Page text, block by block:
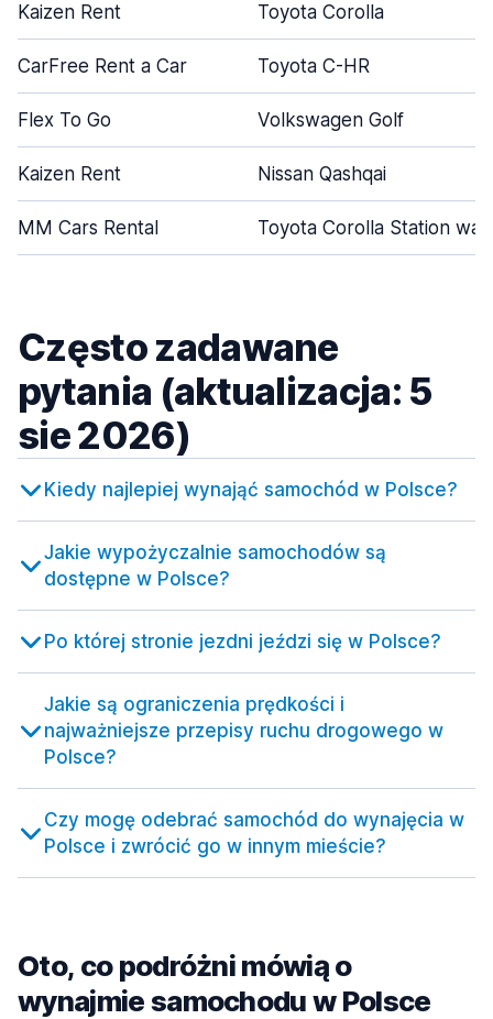
Kaizen Rent Toyota Corolla
CarFree Rent a Car Toyota C-HR
Flex To Go Volkswagen Golf
Kaizen Rent Nissan Qashqai
MM Cars Rental Toyota Corolla Station
Często zadawane
pytania (aktualizacja: 5
sie 2026)
Kiedy najlepiej wynająć samochód w Polsce?
Jakie wypożyczalnie samochodów są
dostępne w Polsce?
Po której stronie jezdni jeździ się w Polsce?
Jakie są ograniczenia prędkości i
najważniejsze przepisy ruchu drogowego w
Polsce?
Czy mogę odebrać samochód do wynajęcia w
Polsce i zwrócić go w innym mieście?
Oto, co podróżni mówią o
wynajmie samochodu w Polsce